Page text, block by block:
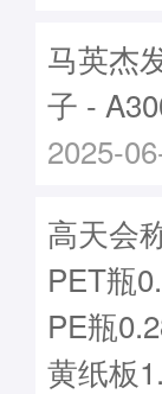
马英杰
子 -
2025-
高天会
PET瓶
PE瓶
黄纸板